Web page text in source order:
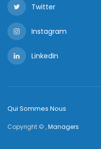
Twitter
Instagram
LinkedIn
Qui Sommes Nous
Copyright © ,Managers